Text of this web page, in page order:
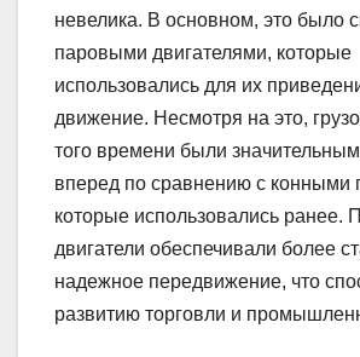
невелика. В основном, это было
паровыми двигателями, которые
использовались для их
движение. Несмотря на это,
того времени были
вперед по сравнению с конными
которые использовались ранее.
двигатели обеспечивали более
надежное передвижение, что
развитию торговли и